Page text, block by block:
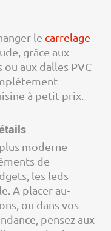
le carrelage
grâce aux
aux dalles PVC
à petit prix.
moderne
de
les leds
A placer au-
ou dans vos
pensez aux